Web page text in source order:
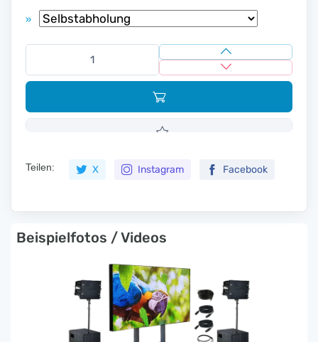
»
Teilen: X Instagram Facebook
Beispielfotos / Videos